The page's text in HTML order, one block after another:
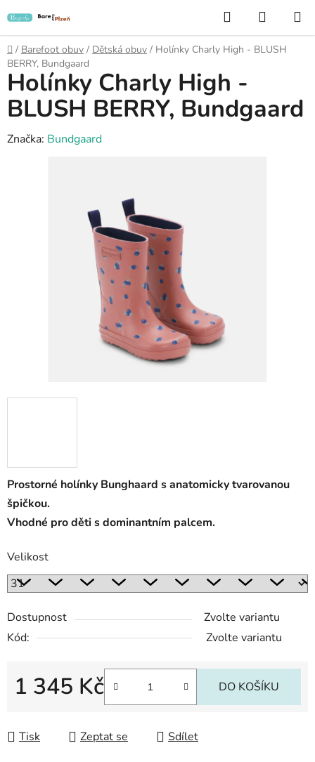
na
obsah
Hledat
KOŠÍK
Domů
/ Barefoot obuv / Dětská obuv / Holínky Charly High - BLUSH
BERRY, Bundgaard
Prostorné holínky Bunghaard s anatomicky tvarovanou
špičkou.
Vhodné pro děti s dominantním palcem.
Velikost
Dostupnost
Zvolte variantu
Kód:
Zvolte variantu
1 345 Kč DO KOŠÍKU
Tisk Zeptat se Sdílet
Holínky Charly High -
BLUSH BERRY, Bundgaard
Značka: Bundgaard